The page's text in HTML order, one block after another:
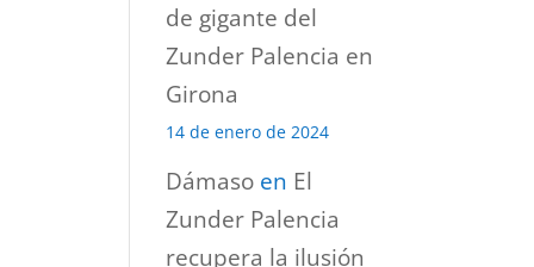
de gigante del
Zunder Palencia en
Girona
14 de enero de 2024
Dámaso en El
Zunder Palencia
recupera la ilusión